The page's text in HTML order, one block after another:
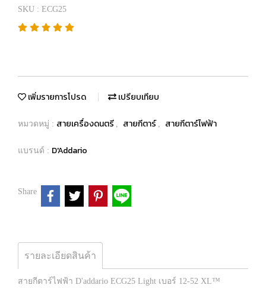
SKU : ECG25
เพิ่มรายการโปรด เปรียบเทียบ
หมวดหมู่ : สายเครื่องดนตรี , สายกีตาร์ , สายกีตาร์ไฟฟ้า
แบรนด์ : D'Addario
Share
รายละเอียดสินค้า
สายกีตาร์ไฟฟ้า D'addario ECG25 Light เบอร์ 12-52 XL™